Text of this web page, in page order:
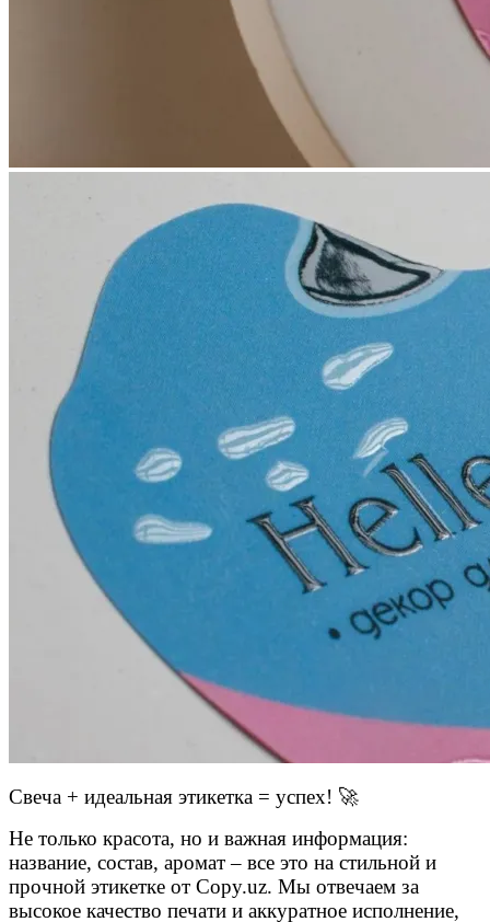
Свеча + идеальная этикетка = успех! 🚀
Не только красота, но и важная информация:
название, состав, аромат – все это на стильной и
прочной этикетке от Copy.uz. Мы отвечаем за
высокое качество печати и аккуратное исполнение,